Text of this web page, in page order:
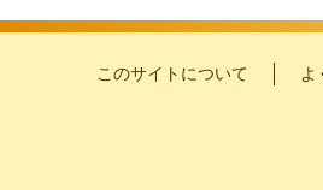
このサイトについて よ